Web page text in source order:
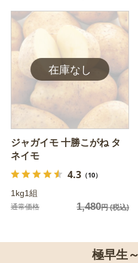
ジャガイモ 十勝こがね タ
ネイモ
4.3（10）
1kg1組
通常価格 1,480円(税込)
極早生